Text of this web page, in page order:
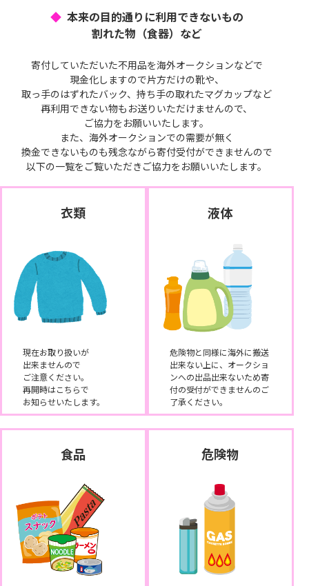
本来の目的通りに利用できないもの
割れた物（食器）など
寄付していただいた不用品を海外オークションなどで
現金化しますので片方だけの靴や、
取っ手のはずれたバック、持ち手の取れたマグカップなど
再利用できない物もお送りいただけませんので、
ご協力をお願いいたします。
また、海外オークションでの需要が無く
換金できないものも残念ながら寄付受付ができませんので
以下の一覧をご覧いただきご協力をお願いいたします。
衣類
現在お取り扱いが
出来ませんので
ご注意ください。
再開時はこちらで
お知らせいたします。
液体
危険物と同様に海外に搬送
出来ない上に、オークショ
ンへの出品出来ないため寄
付の受付ができませんのご
了承ください。
食品 危険物